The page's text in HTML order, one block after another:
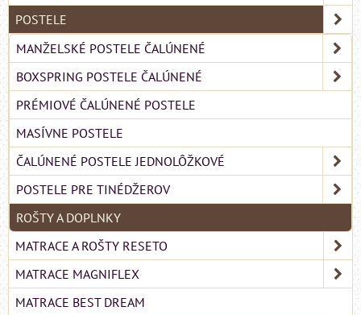
POSTELE
MANŽELSKÉ POSTELE ČALÚNENÉ
BOXSPRING POSTELE ČALÚNENÉ
PRÉMIOVÉ ČALÚNENÉ POSTELE
MASÍVNE POSTELE
ČALÚNENÉ POSTELE JEDNOLÔŽKOVÉ
POSTELE PRE TINÉDŽEROV
ROŠTY A DOPLNKY
MATRACE A ROŠTY RESETO
MATRACE MAGNIFLEX
MATRACE BEST DREAM